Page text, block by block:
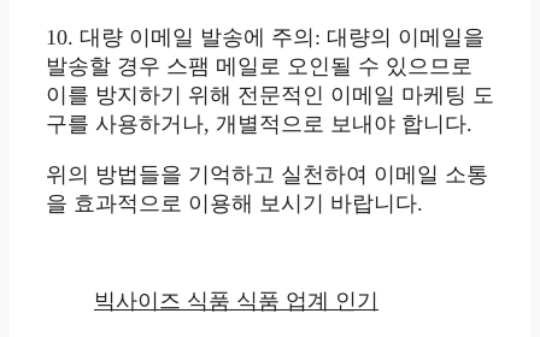
10. 대량 이메일 발송에 주의: 대량의 이메일을
발송할 경우 스팸 메일로 오인될 수 있으므로
이를 방지하기 위해 전문적인 이메일 마케팅 도
구를 사용하거나, 개별적으로 보내야 합니다.
위의 방법들을 기억하고 실천하여 이메일 소통
을 효과적으로 이용해 보시기 바랍니다.
빅사이즈 식품 식품 업계 인기